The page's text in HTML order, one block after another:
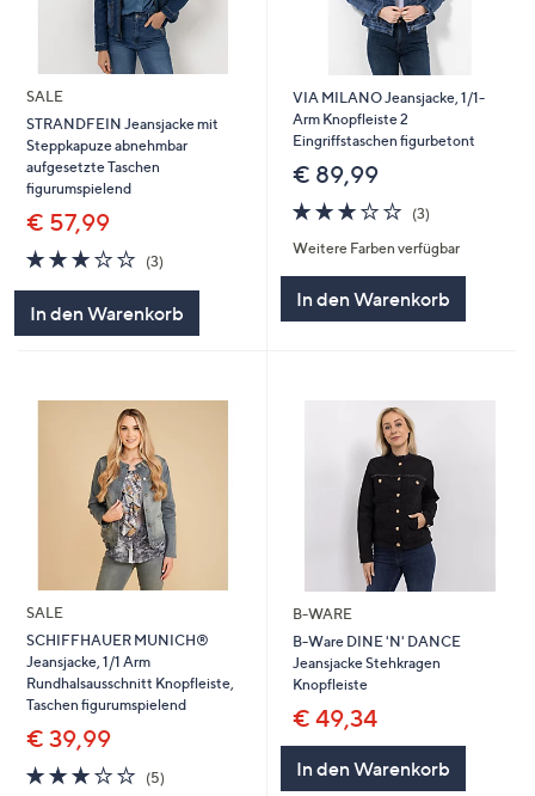
SALE
STRANDFEIN Jeansjacke mit
Steppkapuze abnehmbar
aufgesetzte Taschen
figurumspielend
€ 57,99
3.0
von
(3)3
In den Warenkorb
VIA MILANO Jeansjacke, 1/1-
Arm Knopfleiste 2
Eingriffstaschen figurbetont
€ 89,99
3.0
von
5
(3)
Weitere Farben verfügbar
In den Warenkorb
SALE
SCHIFFHAUER MUNICH®
Jeansjacke, 1/1 Arm
Rundhalsausschnitt Knopfleiste,
Taschen figurumspielend
€ 39,99
2.8
von
(5)5
B-WARE
B-Ware DINE 'N' DANCE
Jeansjacke Stehkragen
Knopfleiste
€ 49,34
In den Warenkorb